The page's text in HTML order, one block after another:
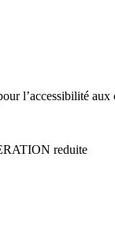
l’accessibilité aux